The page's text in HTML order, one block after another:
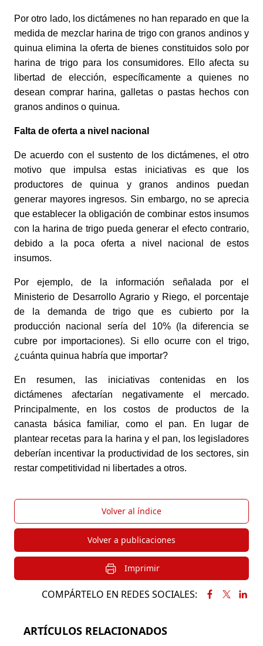
Por otro lado, los dictámenes no han reparado en que la
medida de mezclar harina de trigo con granos andinos y
quinua elimina la oferta de bienes constituidos solo por
harina de trigo para los consumidores. Ello afecta su
libertad de elección, específicamente a quienes no
desean comprar harina, galletas o pastas hechos con
granos andinos o quinua.
Falta de oferta a nivel nacional
De acuerdo con el sustento de los dictámenes, el otro
motivo que impulsa estas iniciativas es que los
productores de quinua y granos andinos puedan
generar mayores ingresos. Sin embargo, no se aprecia
que establecer la obligación de combinar estos insumos
con la harina de trigo pueda generar el efecto contrario,
debido a la poca oferta a nivel nacional de estos
insumos.
Por ejemplo, de la información señalada por el
Ministerio de Desarrollo Agrario y Riego, el porcentaje
de la demanda de trigo que es cubierto por la
producción nacional sería del 10% (la diferencia se
cubre por importaciones). Si ello ocurre con el trigo,
¿cuánta quinua habría que importar?
En resumen, las iniciativas contenidas en los
dictámenes afectarían negativamente el mercado.
Principalmente, en los costos de productos de la
canasta básica familiar, como el pan. En lugar de
plantear recetas para la harina y el pan, los legisladores
deberían incentivar la productividad de los sectores, sin
restar competitividad ni libertades a otros.
Volver al índice
Volver a publicaciones
Imprimir
COMPÁRTELO EN REDES SOCIALES:
ARTÍCULOS RELACIONADOS